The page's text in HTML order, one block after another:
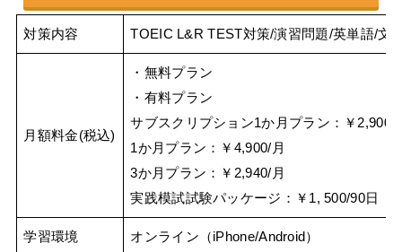
対策内容 TOEIC L&R TEST対策/演習問題/英単語/文
月額料金(税込)
・無料プラン
・有料プラン
サブスクリプション1か月プラン：￥2,900/
1か月プラン：￥4,900/月
3か月プラン：￥2,940/月
実践模試試験パッケージ：￥1, 500/90日
学習環境 オンライン（iPhone/Android）